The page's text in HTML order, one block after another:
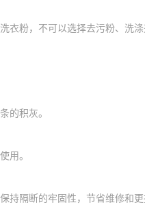
粉，不可以选择去污粉、洗涤
的积灰。
用。
持隔断的牢固性，节省维修和更